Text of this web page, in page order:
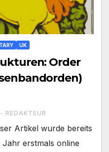
UK
Order
REDAKTEUR
Artikel wurde bereits
erstmals online